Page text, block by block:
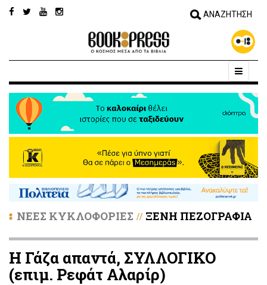
ΝΕΕΣ ΚΥΚΛΟΦΟΡΙΕΣ // ΞΕΝΗ ΠΕΖΟΓΡΑΦΙΑ
Η Γάζα απαντά, ΣΥΛΛΟΓΙΚΟ
(επιμ. Ρεφάτ Αλαρίρ)